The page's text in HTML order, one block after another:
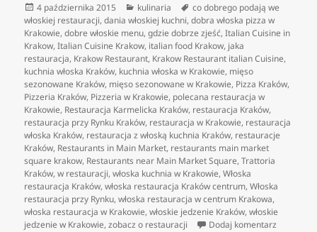
Data
publikacji
4 października 2015 Kategorie
kulinaria Tagi
co dobrego podają we
włoskiej restauracji,dania włoskiej kuchni,dobra włoska pizza w
Krakowie,dobre włoskie menu,gdzie dobrze zjeść,Italian Cuisine in
Krakow,Italian Cuisine Krakow, italian food Krakow, jaka
restauracja, Krakow Restaurant, Krakow Restaurant italian Cuisine,
kuchnia włoska Kraków, kuchnia włoska w Krakowie, mięso
sezonowane Kraków, mięso sezonowane w Krakowie, Pizza Kraków,
Pizzeria Kraków, Pizzeria w Krakowie, polecana restauracja w
Krakowie, Restauracja Karmelicka Kraków, restauracja Kraków,
restauracja przy Rynku Kraków, restauracja w Krakowie, restauracja
włoska Kraków, restauracja z włoską kuchnia Kraków, restauracje
Kraków, Restaurants in Main Market, restaurants main market
square krakow, Restaurants near Main Market Square,Trattoria
Kraków,w restauracji,włoska kuchnia w Krakowie,Włoska
restauracja Kraków,włoska restauracja Kraków centrum,Włoska
restauracja przy Rynku,włoska restauracja w centrum Krakowa,
włoska restauracja w Krakowie,włoskie jedzenie Kraków,włoskie
jedzenie w Krakowie,zobacz o restauracji Dodaj komentarz